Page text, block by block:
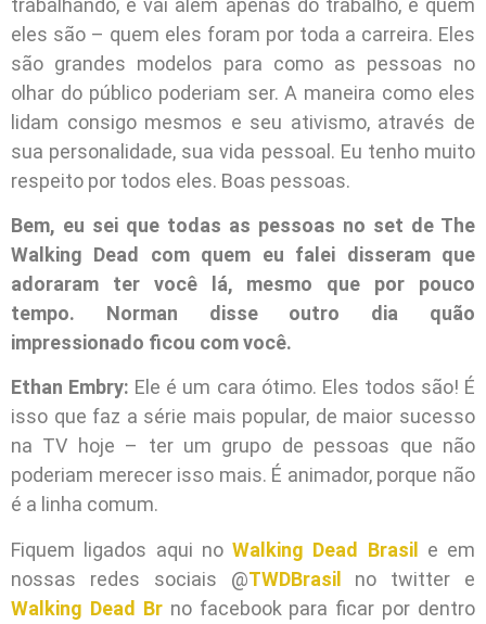
eles são – quem eles foram por toda a carreira. Eles
são grandes modelos para como as pessoas no
olhar do público poderiam ser. A maneira como eles
lidam consigo mesmos e seu ativismo, através de
sua personalidade, sua vida pessoal. Eu tenho muito
respeito por todos eles. Boas pessoas.
Bem, eu sei que todas as pessoas no set de The
Walking Dead com quem eu falei disseram que
adoraram ter você lá, mesmo que por pouco
tempo. Norman disse outro dia quão
impressionado ficou com você.
Ethan Embry: Ele é um cara ótimo. Eles todos são! É
isso que faz a série mais popular, de maior sucesso
na TV hoje – ter um grupo de pessoas que não
poderiam merecer isso mais. É animador, porque não
é a linha comum.
Fiquem ligados aqui no Walking Dead Brasil e em
nossas redes sociais @TWDBrasil no twitter e
Walking Dead Brno facebook para ficar por dentro